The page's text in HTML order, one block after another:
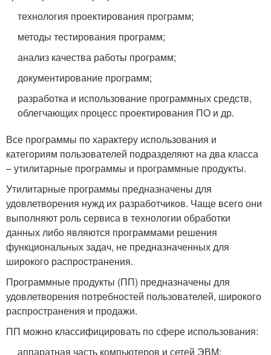
технология проектирования программ;
методы тестирования программ;
анализ качества работы программ;
документирование программ;
разработка и использование программных средств,
облегчающих процесс проектирования ПО и др.
Все программы по характеру использования и
категориям пользователей подразделяют на два класса
– утилитарные программы и программные продукты.
Утилитарные программы предназначены для
удовлетворения нужд их разработчиков. Чаще всего они
выполняют роль сервиса в технологии обработки
данных либо являются программами решения
функциональных задач, не предназначенных для
широкого распространения.
Программные продукты (ПП) предназначены для
удовлетворения потребностей пользователей, широкого
распространения и продажи.
ПП можно классифицировать по сфере использования:
аппаратная часть компьютеров и сетей ЭВМ;